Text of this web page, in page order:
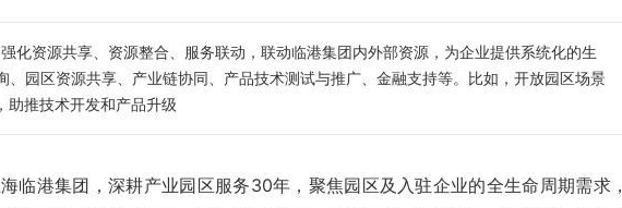
强化资源共享、资源整合、服务联动，联动临港集团内外部资源，为企业提供系统化的生
、园区资源共享、产业链协同、产品技术测试与推广、金融支持等。比如，开放园区场景
助推技术开发和产品升级
临港集团，深耕产业园区服务30年，聚焦园区及入驻企业的全生命周期需求，